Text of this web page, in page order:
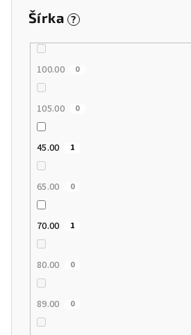
Šírka ?
100.00 0
105.00 0
45.00 1
65.00 0
70.00 1
80.00 0
89.00 0